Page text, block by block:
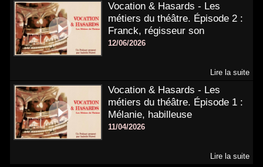
Vocation & Hasards - Les
métiers du théâtre. Épisode 2 :
Franck, régisseur son
12/06/2026
Lire la suite
Vocation & Hasards - Les
métiers du théâtre. Épisode 1 :
Mélanie, habilleuse
11/04/2026
Lire la suite